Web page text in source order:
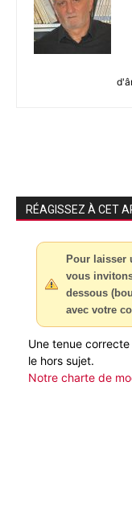
RÉAGISSEZ À CET
Pour laisser
vous
dessous
avec votre
Une tenue
le hors sujet.
Notre charte de